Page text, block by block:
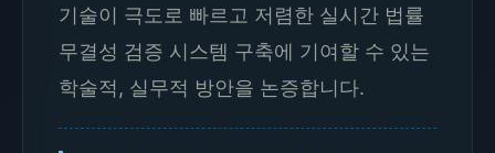
기술이 극도로 빠르고 저렴한 실시간 법률
무결성 검증 시스템 구축에 기여할 수 있는
학술적, 실무적 방안을 논증합니다.